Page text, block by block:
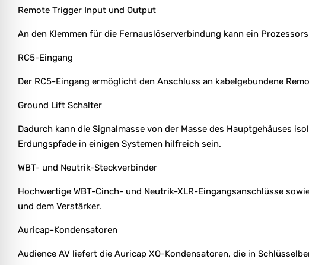
Remote Trigger Input und Output
An den Klemmen für die Fernauslöserverbindung kann ein
RC5-Eingang
Der RC5-Eingang ermöglicht den Anschluss an kabelgebundene
Ground Lift Schalter
Dadurch kann die Signalmasse von der Masse des Hauptgehäuses
Erdungspfade in einigen Systemen hilfreich sein.
WBT- und Neutrik-Steckverbinder
Hochwertige WBT-Cinch- und Neutrik-XLR-Eingangsanschlüsse
und dem Verstärker.
Auricap-Kondensatoren
Audience AV liefert die Auricap XO-Kondensatoren, die in